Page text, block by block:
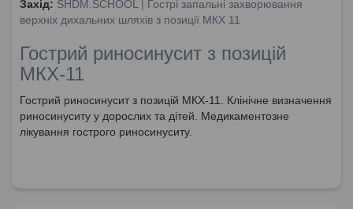
Захід: SHDM.SCHOOL | Гострі запальні захворювання
верхніх дихальних шляхів з позиції МКХ 11
Гострий риносинусит з позицій
МКХ-11
Гострий риносинусит з позицій МКХ-11. Клінічне визначення
риносинуситу у дорослих та дітей. Медикаментозне
лікування гострого риносинуситу.